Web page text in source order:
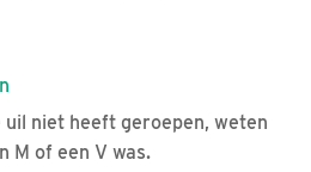
niet heeft geroepen, weten
M of een V was.